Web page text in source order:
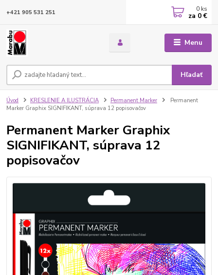
Menu
Hľadať
+421 905 531 251 0 ks
za 0 €
Úvod KRESLENIE A ILUSTRÁCIA Permanent Marker
Permanent
Marker Graphix SIGNIFIKANT, súprava 12 popisovačov
Permanent Marker Graphix
SIGNIFIKANT, súprava 12
popisovačov